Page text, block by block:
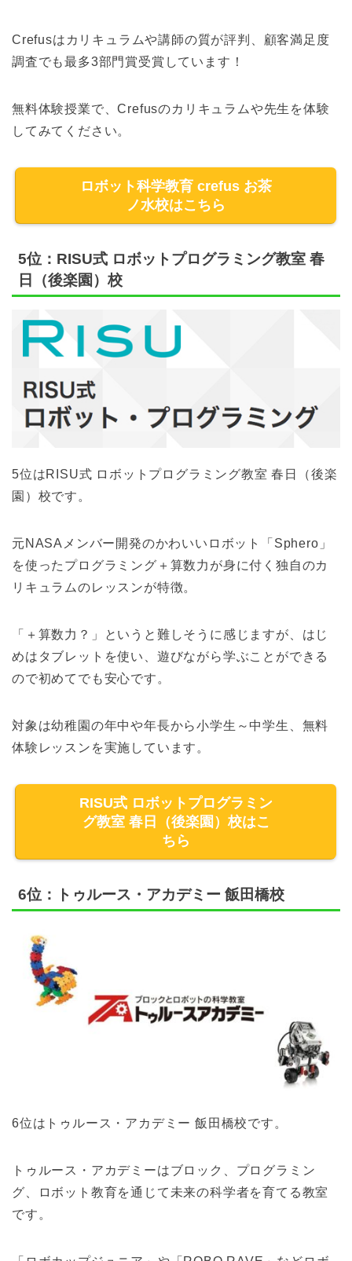
Crefusはカリキュラムや講師の質が評判、顧客満足度
調査でも最多3部門賞受賞しています！
無料体験授業で、Crefusのカリキュラムや先生を体験
してみてください。
ロボット科学教育 crefus お茶
ノ水校はこちら
5位：RISU式 ロボットプログラミング教室 春
日（後楽園）校
5位はRISU式 ロボットプログラミング教室 春日（後楽
園）校です。
元NASAメンバー開発のかわいいロボット「Sphero」
を使ったプログラミング＋算数力が身に付く独自のカ
リキュラムのレッスンが特徴。
「＋算数力？」というと難しそうに感じますが、はじ
めはタブレットを使い、遊びながら学ぶことができる
ので初めてでも安心です。
対象は幼稚園の年中や年長から小学生～中学生、無料
体験レッスンを実施しています。
RISU式 ロボットプログラミン
グ教室 春日（後楽園）校はこ
ちら
6位：トゥルース・アカデミー 飯田橋校
6位はトゥルース・アカデミー 飯田橋校です。
トゥルース・アカデミーはブロック、プログラミン
グ、ロボット教育を通じて未来の科学者を育てる教室
です。